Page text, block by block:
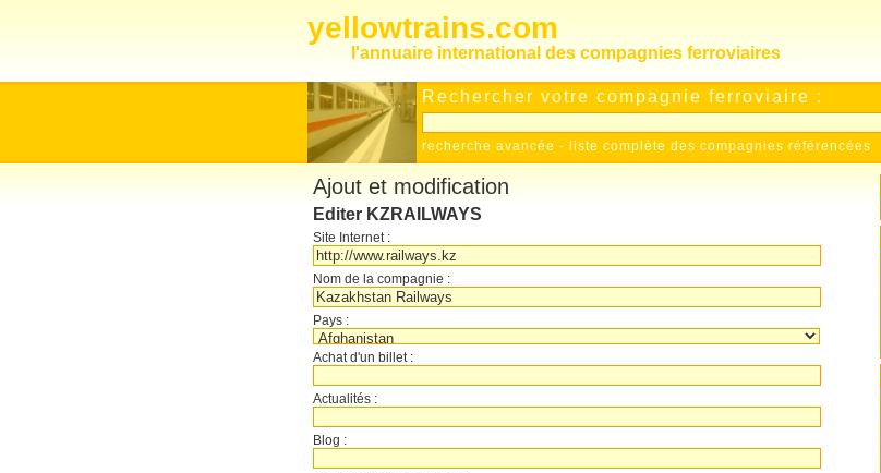
yellowtrains.com
l'annuaire international des compagnies ferroviaires
Rechercher votre compagnie ferroviaire :
recherche avancée - liste complète des compagnies référencées
Ajout et modification
Editer KZRAILWAYS
Site Internet :
Nom de la compagnie :
Pays :
Achat d'un billet :
Actualités :
Blog :